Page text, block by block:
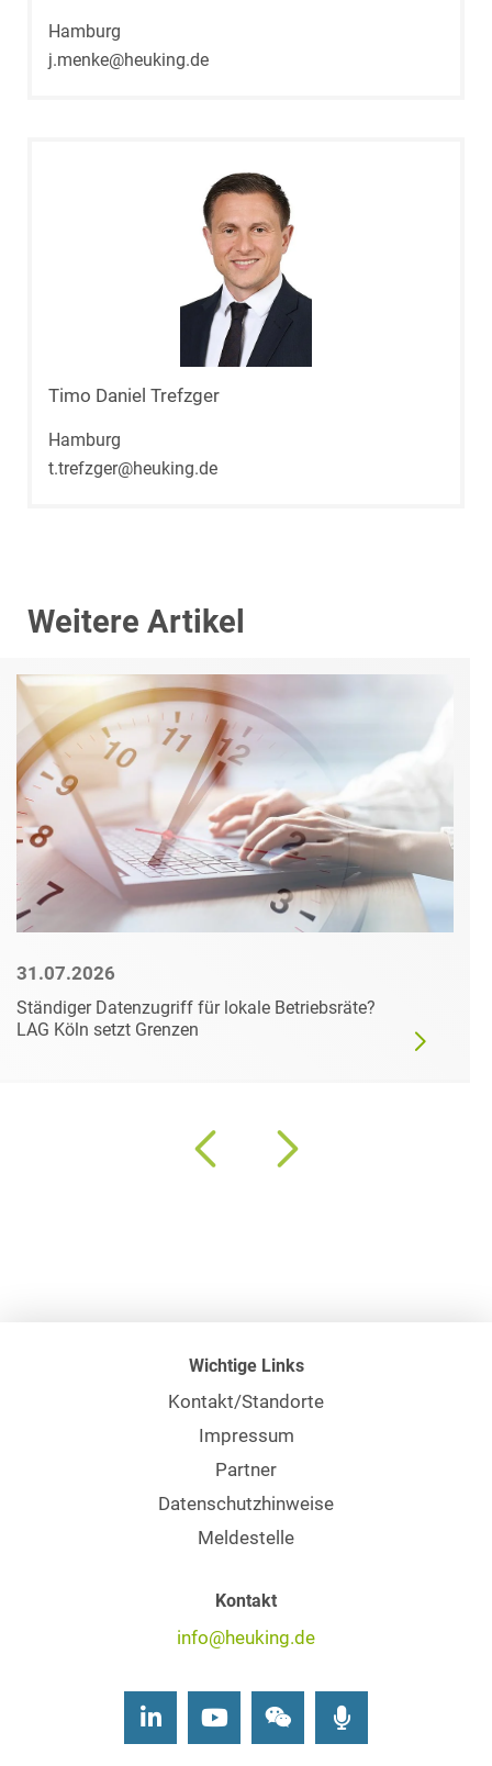
Hamburg
j.menke@heuking.de
Timo Daniel Trefzger
Hamburg
t.trefzger@heuking.de
Weitere Artikel
31.07.2026
Ständiger Datenzugriff für lokale Betriebsräte?
LAG Köln setzt Grenzen
Wichtige Links
Kontakt/Standorte
Impressum
Partner
Datenschutzhinweise
Meldestelle
Kontakt
info@heuking.de
LinkedInYoutubeWechat